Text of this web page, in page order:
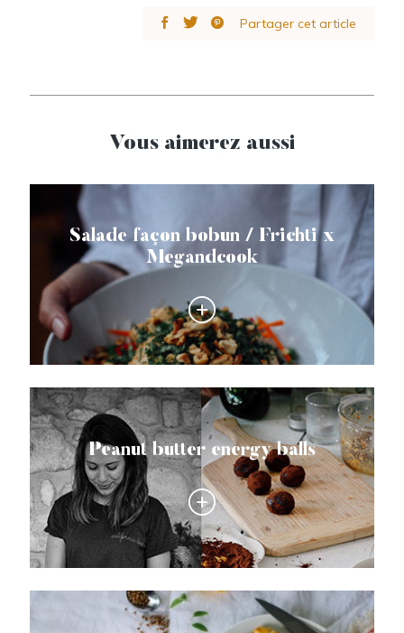
Partager cet article
Vous aimerez aussi
Salade façon bobun / Frichti x
Megandcook
Peanut butter energy balls